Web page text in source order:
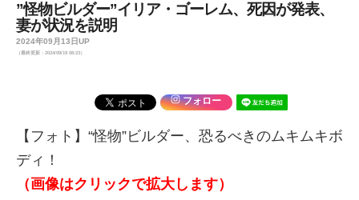
”怪物ビルダー”イリア・ゴーレム、死因が発表、
妻が状況を説明
2024年09月13日UP
（最終更新：2024/09/19 08:23）
フォロー
【フォト】“怪物”ビルダー、恐るべきのムキムキボ
ディ！
（画像はクリックで拡大します）